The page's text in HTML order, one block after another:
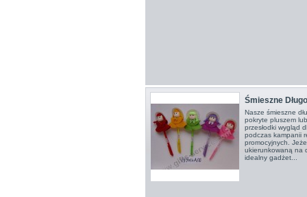
Śmieszne
Nasze śmieszne
pokryte pluszem
przesłodki wygląd
podczas kampanii
promocyjnych.
ukierunkowaną na
idealny gadżet...